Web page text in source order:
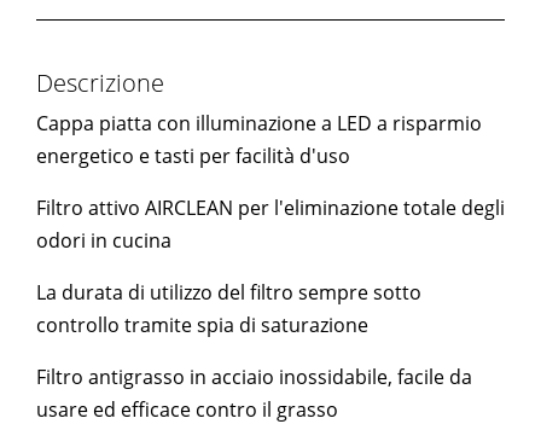
Descrizione
Cappa piatta con illuminazione a LED a risparmio
energetico e tasti per facilità d'uso
Filtro attivo AIRCLEAN per l'eliminazione totale degli
odori in cucina
La durata di utilizzo del filtro sempre sotto
controllo tramite spia di saturazione
Filtro antigrasso in acciaio inossidabile, facile da
usare ed efficace contro il grasso